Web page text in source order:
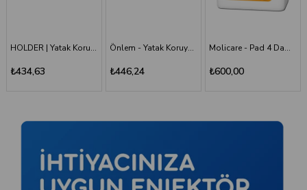
Önlem - Yatak Koruyucu 60*90 - 30'lu Paket
₺446,24
Molicare - Pad 4 Damla - Mesane Pedi
₺600,00
Holder - Belbantlı Hasta Bezi - S - 120 Adet, 4 Paket
₺1.660,00